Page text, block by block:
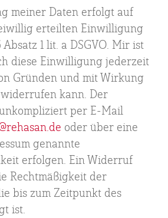
meiner Daten erfolgt auf
erteilten Einwilligung
1 lit. a DSGVO. Mir ist
diese Einwilligung jederzeit
Gründen und mit Wirkung
kann. Der
per E-Mail
oder über eine
genannte
erfolgen. Ein Widerruf
Rechtmäßigkeit der
bis zum Zeitpunkt des
ist.